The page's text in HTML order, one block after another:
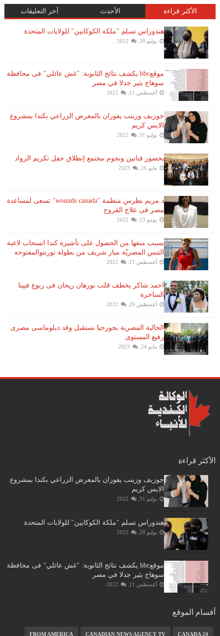
الأكثر قراءة الأحدث آخر التعليقات
هندوراس تسلم "ملكة الكوكايين" للولايات المتحدة
يوليو 28, 2022
موقعbbc يكشف نتائج الثانوية: "غش عائلي" فى محافظة
سوهاج يثير جدلا في مصر
أغسطس 11, 2022
جوزيف وزينب يفوزان بالمعرض الزراعي بكندا بمشروع
الايس كريم
يوليو 31, 2022
بحضور فنانين ونجوم مجتمع إنطلاق حفل تكريم الرواد
مايو 26, 2023
د.مريم بطرس:منظمة "wounds canada" تسعى لمساعدة
مصر فى علاج القروح
يونيو 13, 2022
بسبب منعها من الحصول على تأشيرة كندا انسحاب لاعبة ​
التنس​ المصريّة ​ميار شريف​ من بطولة ​تورنتو​المفتوحة
أغسطس 11, 2022
احمد شاكر يخطف قلب نورهان ريحان فى ربوع فيينا
الساحرة
أغسطس 29, 2022
الجالية المصرية بجورجيا تستقبل وفد دبلوماسى مصرى
رفيع المستوى
مايو 24, 2023
الأكثر قراءة
جوزيف وزينب يفوزان بالمعرض الزراعي بكندا بمشروع
الايس كريم
يوليو 31, 2022
هندوراس تسلم "ملكة الكوكايين" للولايات المتحدة
يوليو 28, 2022
موقعbbc يكشف نتائج الثانوية: "غش عائلي" فى محافظة
سوهاج يثير جدلا في مصر
أغسطس 11, 2022
أقسام الموقع
CANADA 24
CANADIAN NEWS AGENCY TV
FROM AMERICA